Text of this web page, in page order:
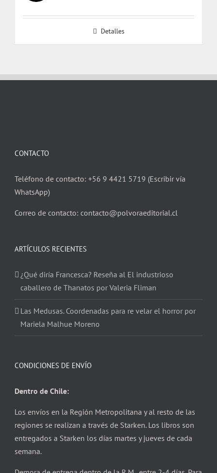
original actual
Detalles
CONTACTO
Teléfono de contacto: +56 9 4421 5719 (Escribir vía
WhatsApp)
Correo de contacto: contacto@polvoraeditorial.cl
ARTÍCULOS RECIENTES
¿Qué diría Francesca? Reseña al El industrioso
caballero de Thanatos por Valeria Fliman
Las Medusas. Coordenadas para re velar el horror por
Mariela Malhue Moreno
CONDICIONES DE ENVÍO
Dentro de Chile:
Los envíos en la Región Metropolitana y al resto de las
regiones se realizan a través de Starken. Los libros son
entregados a Starken los días martes y jueves de cada
semana.